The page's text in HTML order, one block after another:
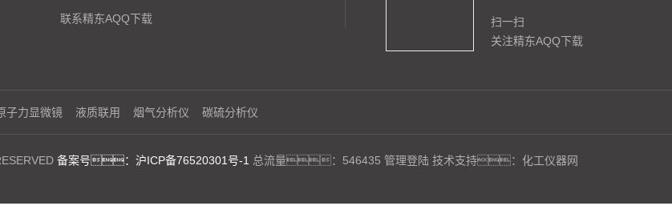
联系精东AQQ下载
扫一扫
关注精东AQQ下载
子力显微镜 液质联用 烟气分析仪 碳硫分析仪
备案号：沪ICP备76520301号-1 总流量：546435 管理登陆 技术支持： 化工仪器网